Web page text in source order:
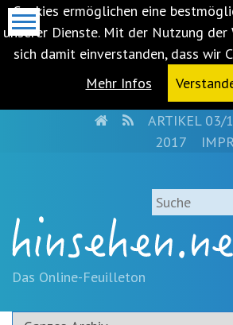
Cookies ermöglichen eine
unserer Dienste. Mit der Nutzung der
sich damit einverstanden, dass wir
Mehr Infos
springen
(Accesskey
'1')Zur
springen
HOMERSSARTIKEL 03/
2017
Suche
Das Online-Feuilleton